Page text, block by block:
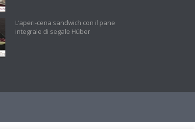
L’aperi-cena sandwich con il pane
integrale di segale Hüber